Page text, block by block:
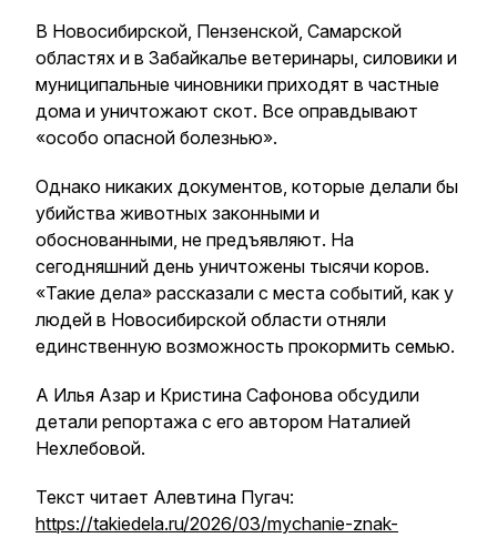
В Новосибирской, Пензенской, Самарской
областях и в Забайкалье ветеринары, силовики и
муниципальные чиновники приходят в частные
дома и уничтожают скот. Все оправдывают
«особо опасной болезнью».
Однако никаких документов, которые делали бы
убийства животных законными и
обоснованными, не предъявляют. На
сегодняшний день уничтожены тысячи коров.
«Такие дела» рассказали с места событий, как у
людей в Новосибирской области отняли
единственную возможность прокормить семью.
А Илья Азар и Кристина Сафонова обсудили
детали репортажа с его автором Наталией
Нехлебовой.
Текст читает Алевтина Пугач:
https://takiedela.ru/2026/03/mychanie-znak-